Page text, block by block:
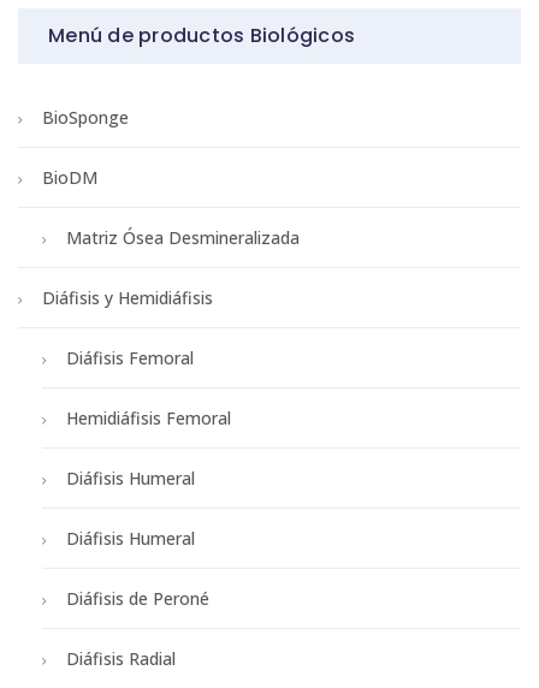
Menú de productos Biológicos
BioSponge
BioDM
Matriz Ósea Desmineralizada
Diáfisis y Hemidiáfisis
Diáfisis Femoral
Hemidiáfisis Femoral
Diáfisis Humeral
Diáfisis Humeral
Diáfisis de Peroné
Diáfisis Radial